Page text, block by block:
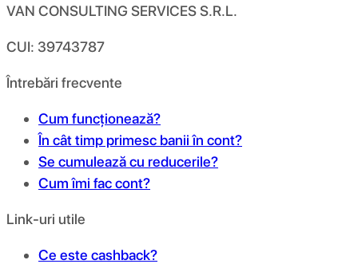
VAN CONSULTING SERVICES S.R.L.
CUI: 39743787
Întrebări frecvente
Cum funcționează?
În cât timp primesc banii în cont?
Se cumulează cu reducerile?
Cum îmi fac cont?
Link-uri utile
Ce este cashback?